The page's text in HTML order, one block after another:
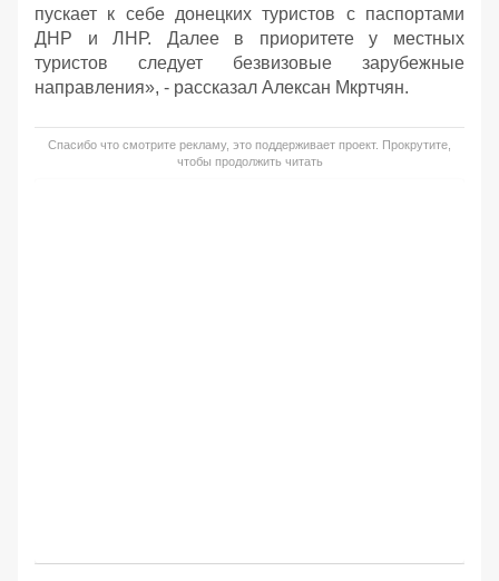
пускает к себе донецких туристов с паспортами
ДНР и ЛНР. Далее в приоритете у местных
туристов следует безвизовые зарубежные
направления», - рассказал Алексан Мкртчян.
Спасибо что смотрите рекламу, это поддерживает проект. Прокрутите,
чтобы продолжить читать